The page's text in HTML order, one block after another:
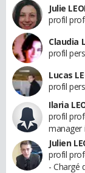
Julie
profil
Claudia
profil
Lucas
profil
Ilaria
profil
manager
Julien
profil
- Chargé